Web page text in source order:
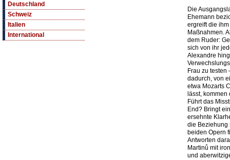
Deutschland
Schweiz
Italien
International
Die
Ehemann
ergreift die
Maßnahmen.
dem Ruder:
sich von ihr
Alexandre
Frau zu
dadurch, von
etwa Mozarts
lässt,
Führt das
End? Bringt
ersehnte
die Beziehung
beiden Opern
Antworten
Martinů mit
und